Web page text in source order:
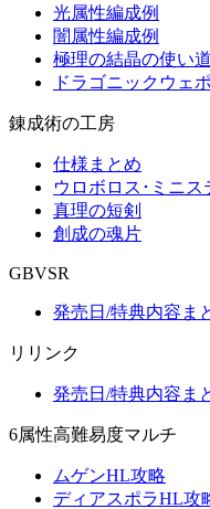
光属性編成例
闇属性編成例
極理の結晶の使い
ドラゴニックウェ
錬成術の工房
仕様まとめ
ウロボロス･ミニス
真理の短剣
創成の魂片
GBVSR
発売日/特典内容ま
リリンク
発売日/特典内容ま
6属性高難易度マルチ
ムゲンHL攻略
ディアスポラHL攻